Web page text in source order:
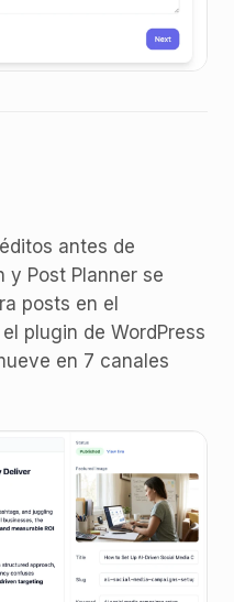
antes de
y Post Planner se
posts en el
plugin de WordPress
en 7 canales